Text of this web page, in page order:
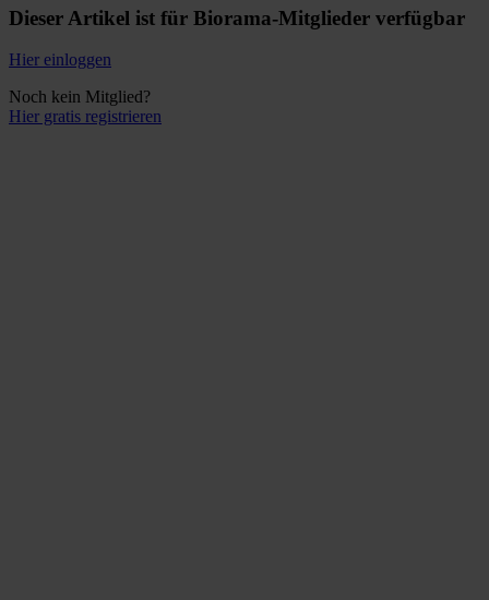
Dieser Artikel ist für Biorama-Mitglieder verfügbar
Hier einloggen
Noch kein Mitglied?
Hier gratis registrieren